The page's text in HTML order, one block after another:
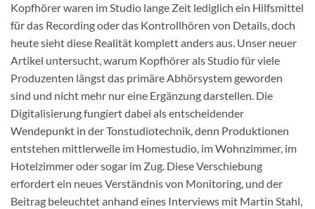
Kopfhörer waren im Studio lange Zeit lediglich ein Hilfsmittel
für das Recording oder das Kontrollhören von Details, doch
heute sieht diese Realität komplett anders aus. Unser neuer
Artikel untersucht, warum Kopfhörer als Studio für viele
Produzenten längst das primäre Abhörsystem geworden
sind und nicht mehr nur eine Ergänzung darstellen. Die
Digitalisierung fungiert dabei als entscheidender
Wendepunkt in der Tonstudiotechnik, denn Produktionen
entstehen mittlerweile im Homestudio, im Wohnzimmer, im
Hotelzimmer oder sogar im Zug. Diese Verschiebung
erfordert ein neues Verständnis von Monitoring, und der
Beitrag beleuchtet anhand eines Interviews mit Martin Stahl,